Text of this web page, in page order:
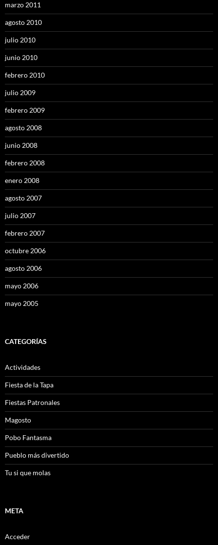
marzo 2011
agosto 2010
julio 2010
junio 2010
febrero 2010
julio 2009
febrero 2009
agosto 2008
junio 2008
febrero 2008
enero 2008
agosto 2007
julio 2007
febrero 2007
octubre 2006
agosto 2006
mayo 2006
mayo 2005
CATEGORÍAS
Actividades
Fiesta de la Tapa
Fiestas Patronales
Magosto
Pobo Fantasma
Pueblo más divertido
Tu si que molas
META
Acceder